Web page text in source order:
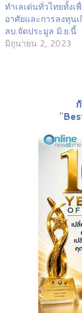
ทำเลเด่นทั่วไทยทั้งเ
อาศัยและการลงทุน
ลบ.จัดประมูล มิ.ย.นี้
มิถุนายน 2, 2023
"